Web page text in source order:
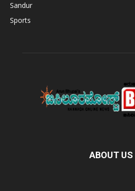
Sandur
Sports
ABOUT US